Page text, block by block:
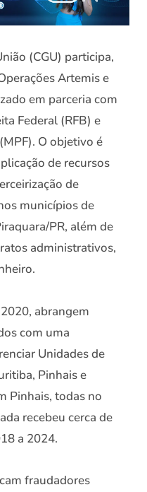
(CGU) participa,
Artemis e
em parceria com
Federal (RFB) e
O objetivo é
de recursos
de
municípios de
PR, além de
administrativos,
abrangem
com uma
Unidades de
Pinhais e
Pinhais, todas no
recebeu cerca de
a 2024.
fraudadores